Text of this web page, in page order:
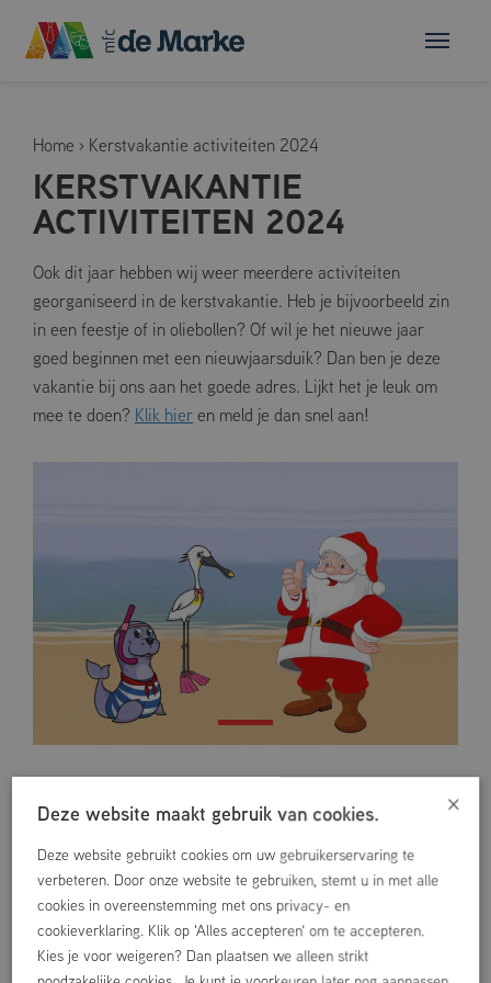
Home › Kerstvakantie activiteiten 2024
KERSTVAKANTIE
ACTIVITEITEN 2024
Ook dit jaar hebben wij weer meerdere activiteiten
georganiseerd in de kerstvakantie. Heb je bijvoorbeeld zin
in een feestje of in oliebollen? Of wil je het nieuwe jaar
goed beginnen met een nieuwjaarsduik? Dan ben je deze
vakantie bij ons aan het goede adres. Lijkt het je leuk om
mee te doen? Klik hier en meld je dan snel aan!
Vorige Volgende
ANDER NIEUWS
×
Deze website maakt gebruik van cookies.
Deze website gebruikt cookies om uw gebruikerservaring te
verbeteren. Door onze website te gebruiken, stemt u in met alle
cookies in overeenstemming met ons privacy- en
cookieverklaring. Klik op 'Alles accepteren' om te accepteren.
Kies je voor weigeren? Dan plaatsen we alleen strikt